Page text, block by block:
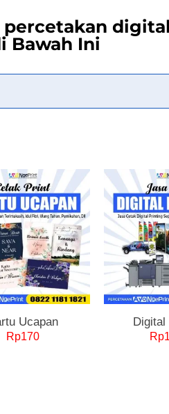
Bawah Ini
Ucapan
Rp170
Digital
Rp